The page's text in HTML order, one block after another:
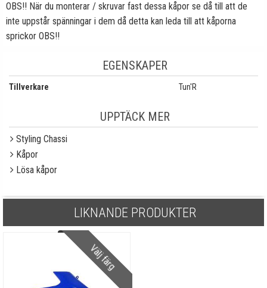
OBS!! När du monterar / skruvar fast dessa kåpor se då till att de
inte uppstår spänningar i dem då detta kan leda till att kåporna
sprickor OBS!!
EGENSKAPER
Tillverkare Tun'R
UPPTÄCK MER
Styling Chassi
Kåpor
Lösa kåpor
LIKNANDE PRODUKTER
Välj färg